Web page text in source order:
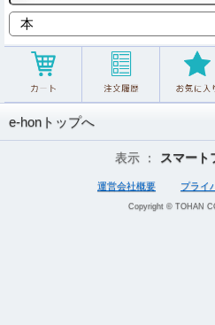
e-honトップへ
表示 ： スマート
運営会社概要 プライ
Copyright © TOHAN